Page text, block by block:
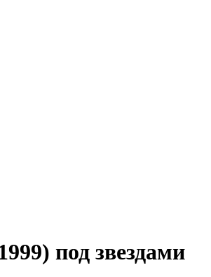
под звездами